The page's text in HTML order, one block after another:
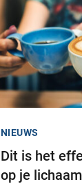
Dit is het
op je lichaam
NIEUWS